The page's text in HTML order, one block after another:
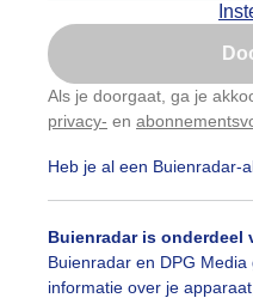
Als je doorgaat, ga je
privacy- en
Heb je al een Buienradar-
Buienradar is onderdeel
Buienradar en DPG
informatie over je
Is goed,
Nu niet,
Gebruik je Safari en wil
Klikhierom